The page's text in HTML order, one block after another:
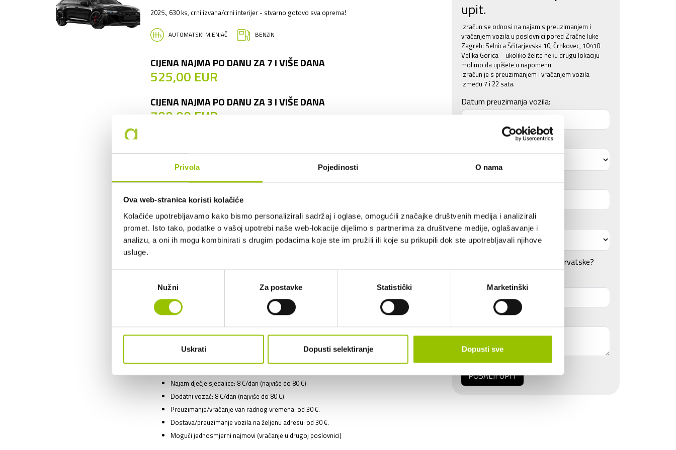
Privola Pojedinosti O nama
Ova web-stranica koristi kolačiće
Kolačiće upotrebljavamo kako bismo personalizirali sadržaj i oglase, omogućili značajke društvenih medija i analizirali
promet. Isto tako, podatke o vašoj upotrebi naše web-lokacije dijelimo s partnerima za društvene medije, oglašavanje i
analizu, a oni ih mogu kombinirati s drugim podacima koje ste im pružili ili koje su prikupili dok ste upotrebljavali njihove
usluge.
Nužni Za postavke Statistički Marketinški
Uskrati Dopusti selektiranje Dopusti sve
2025., 630 ks, crni izvana/crni interijer - stvarno gotovo sva oprema!
AUTOMATSKI MJENJAČ BENZIN
CIJENA NAJMA PO DANU ZA 7 I VIŠE DANA
525,00 EUR
CIJENA NAJMA PO DANU ZA 3 I VIŠE DANA
700,00 EUR
2,00 EUR
Cijena po kilometru nakon
2,00 EUR
Osiguranje osoba i kasko osiguranje s učešćem u šteti od 5.000,00 € EUR
Moguća je doplata punog osiguranja.
Uključeno u cijenu najma vozila:
Besplatan drugi vozač
Klimatizacija
Dodatne opcije:
Osiguranje + puno osiguranje
Korištenje vozila van Hrvatske: 69 € jednokratno po najmu.
Najam dječje sjedalice: 8 €/dan (najviše do 80 €).
Dodatni vozač: 8 €/dan (najviše do 80 €).
Preuzimanje/vraćanje van radnog vremena: od 30 €.
Dostava/preuzimanje vozila na željenu adresu: od 30 €.
Mogući jednosmjerni najmovi (vraćanje u drugoj poslovnici)
upit.
Izračun se odnosi na najam s preuzimanjem i
vraćanjem vozila u poslovnici pored Zračne luke
Zagreb: Selnica Šćitarjevska 10, Črnkovec, 10410
Velika Gorica – ukoliko želite neku drugu lokaciju
molimo da upišete u napomenu.
Izračun je s preuzimanjem i vraćanjem vozila
između 7 i 22 sata.
Datum preuzimanja vozila:
Vrijeme preuzimanja vozila:
Datum vraćanja vozila:
Vrijeme vraćanja vozila:
Da li se vozilo koristi van Hrvatske?
Napomena
POŠALJI UPIT